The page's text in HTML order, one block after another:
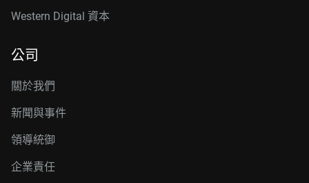
Western Digital 資本
公司
關於我們
新聞與事件
領導統御
企業責任